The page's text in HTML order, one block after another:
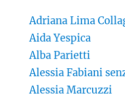
Adriana Lima
Aida Yespica
Alba Parietti
Alessia Fabiani
Alessia Marcuzzi